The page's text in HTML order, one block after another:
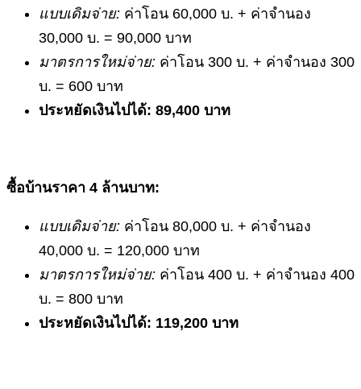
แบบเดิมจ่าย: ค่าโอน 60,000 บ. + ค่าจำนอง
30,000 บ. = 90,000 บาท
มาตรการใหม่จ่าย: ค่าโอน 300 บ. + ค่าจำนอง 300
บ. = 600 บาท
ประหยัดเงินไปได้: 89,400 บาท
ซื้อบ้านราคา 4 ล้านบาท:
แบบเดิมจ่าย: ค่าโอน 80,000 บ. + ค่าจำนอง
40,000 บ. = 120,000 บาท
มาตรการใหม่จ่าย: ค่าโอน 400 บ. + ค่าจำนอง 400
บ. = 800 บาท
ประหยัดเงินไปได้: 119,200 บาท